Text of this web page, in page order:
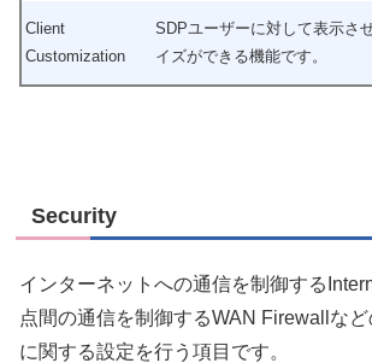
Client
Customization
SDPユーザーに対して表示さ
イズができる機能です。
Security
インターネットへの通信を制御する
点間の通信を制御するWAN Firewallな
に関する設定を行う項目です。